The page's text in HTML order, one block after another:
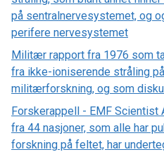
på sentralnervesystemet, og
perifere nervesystemet
Militær rapport fra 1976 som
fra ikke-ioniserende stråling
militærforskning, og som
Forskerappell - EMF
fra 44 nasjoner, som alle har
forskning på feltet, har